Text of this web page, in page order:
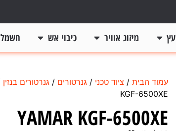
עץ מיזוג אוויר כיבוי אש חשמל
עמוד הבית / ציוד טכני / גנרטורים / גנרטורים בנזין
KGF-6500XE
YAMAR KGF-6500XE